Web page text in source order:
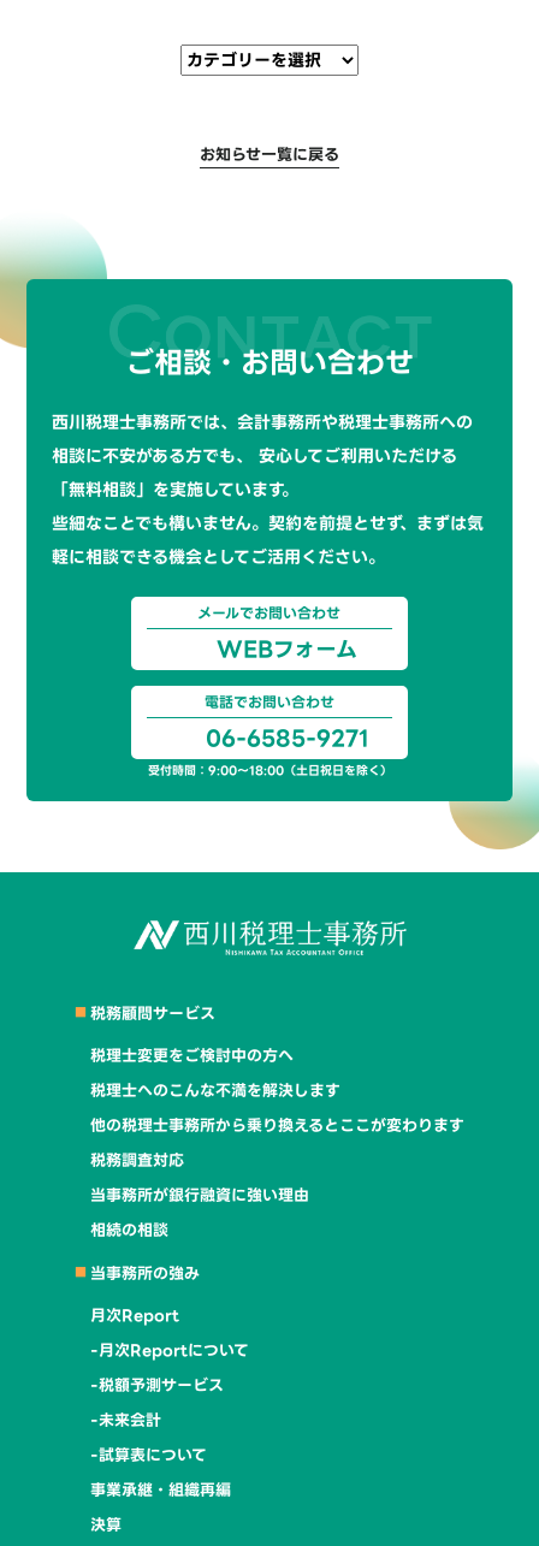
お知らせ一覧に戻る
ご相談・お問い合わせ
西川税理士事務所では、会計事務所や税理士事務所への
相談に不安がある方でも、 安心してご利用いただける
「無料相談」を実施しています。
些細なことでも構いません。契約を前提とせず、まずは気
軽に相談できる機会としてご活用ください。
メールでお問い合わせ
WEBフォーム
電話でお問い合わせ
06-6585-9271
受付時間：9:00～18:00（土日祝日を除く）
税務顧問サービス
税理士変更をご検討中の方へ
税理士へのこんな不満を解決します
他の税理士事務所から乗り換えるとここが変わります
税務調査対応
当事務所が銀行融資に強い理由
相続の相談
当事務所の強み
月次Report
-月次Reportについて
-税額予測サービス
-未来会計
-試算表について
事業承継・組織再編
決算